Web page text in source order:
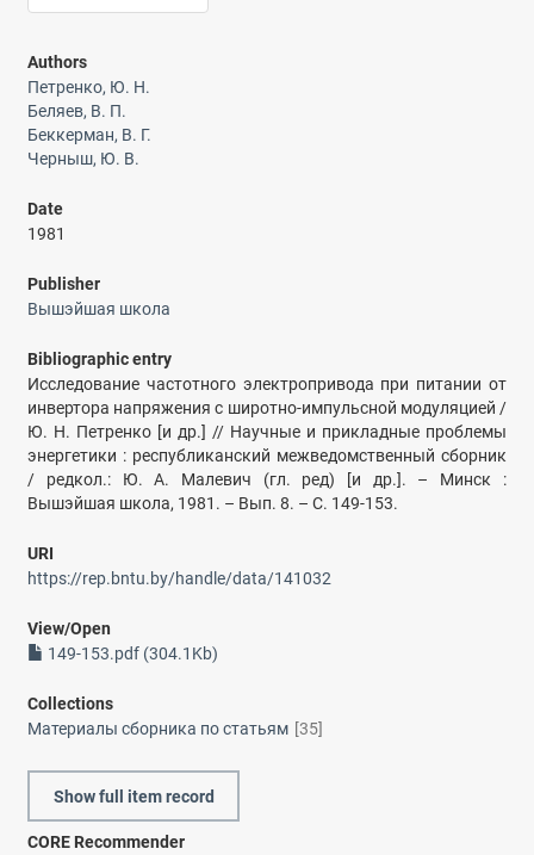
Authors
Петренко, Ю. Н.
Беляев, В. П.
Беккерман, В. Г.
Черныш, Ю. В.
Date
1981
Publisher
Вышэйшая школа
Bibliographic entry
Исследование частотного электропривода при питании от
инвертора напряжения с широтно-импульсной модуляцией /
Ю. Н. Петренко [и др.] // Научные и прикладные проблемы
энергетики : республиканский межведомственный сборник
/ редкол.: Ю. А. Малевич (гл. ред) [и др.]. – Минск :
Вышэйшая школа, 1981. – Вып. 8. – С. 149-153.
URI
https://rep.bntu.by/handle/data/141032
View/Open
149-153.pdf (304.1Kb)
Collections
Материалы сборника по статьям [35]
Show full item record
CORE Recommender